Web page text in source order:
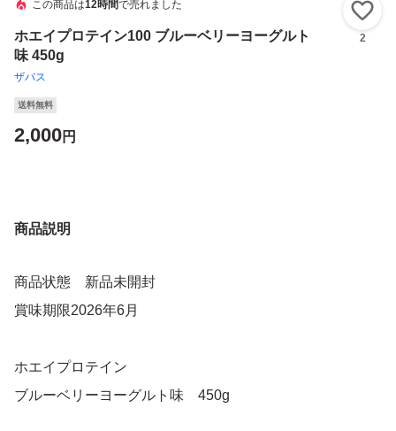
この商品は12時間で売れました
ホエイプロテイン100 ブルーベリーヨーグルト
味 450g
ザバス
2
送料無料
2,000円
商品説明
商品状態 新品未開封
賞味期限2026年6月
ホエイプロテイン
ブルーベリーヨーグルト味 450g